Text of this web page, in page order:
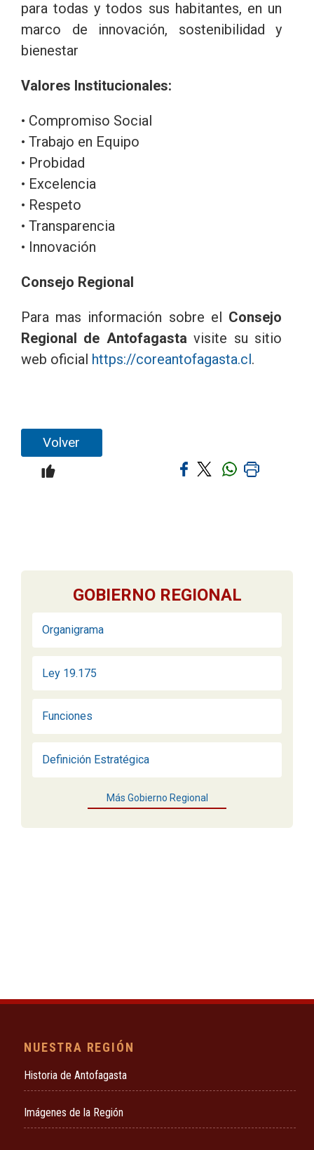
para todas y todos sus habitantes, en un
marco de innovación, sostenibilidad y
bienestar
Valores Institucionales:
• Compromiso Social
• Trabajo en Equipo
• Probidad
• Excelencia
• Respeto
• Transparencia
• Innovación
Consejo Regional
Para mas información sobre el Consejo
Regional de Antofagasta visite su sitio
web oficial https://coreantofagasta.cl.
Volver
GOBIERNO REGIONAL
Organigrama
Ley 19.175
Funciones
Definición Estratégica
Más Gobierno Regional
NUESTRA REGIÓN
Historia de Antofagasta
Imágenes de la Región